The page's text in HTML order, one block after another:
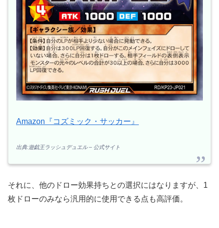
Amazon『コズミック・サッカー』
出典:遊戯王ラッシュデュエル – 公式サイト
それに、他のドロー効果持ちとの選択にはなりますが、1
枚ドローのみなら汎用的に使用できる点も高評価。